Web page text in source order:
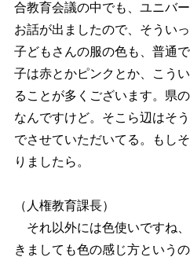
合教育会議の中でも、ユニバ
お話が出ましたので、そうい
子どもさんの服の色も、普通
子は赤とかピンクとか、こう
ることが多くございます。県
なんですけど。そこら辺はそ
でさせていただいてる。もし
りましたら。
（人権教育課長）
それ以外には色使いですね
きましても色の感じ方という